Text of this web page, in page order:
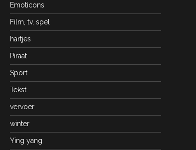
Emoticons
Film, tv, spel
hartjes
Piraat
Sport
Tekst
vervoer
winter
Ying yang